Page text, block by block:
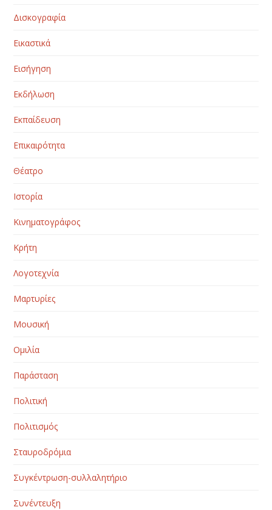
Δισκογραφία
Εικαστικά
Εισήγηση
Εκδήλωση
Εκπαίδευση
Επικαιρότητα
Θέατρο
Ιστορία
Κινηματογράφος
Κρήτη
Λογοτεχνία
Μαρτυρίες
Μουσική
Ομιλία
Παράσταση
Πολιτική
Πολιτισμός
Σταυροδρόμια
Συγκέντρωση-συλλαλητήριο
Συνέντευξη